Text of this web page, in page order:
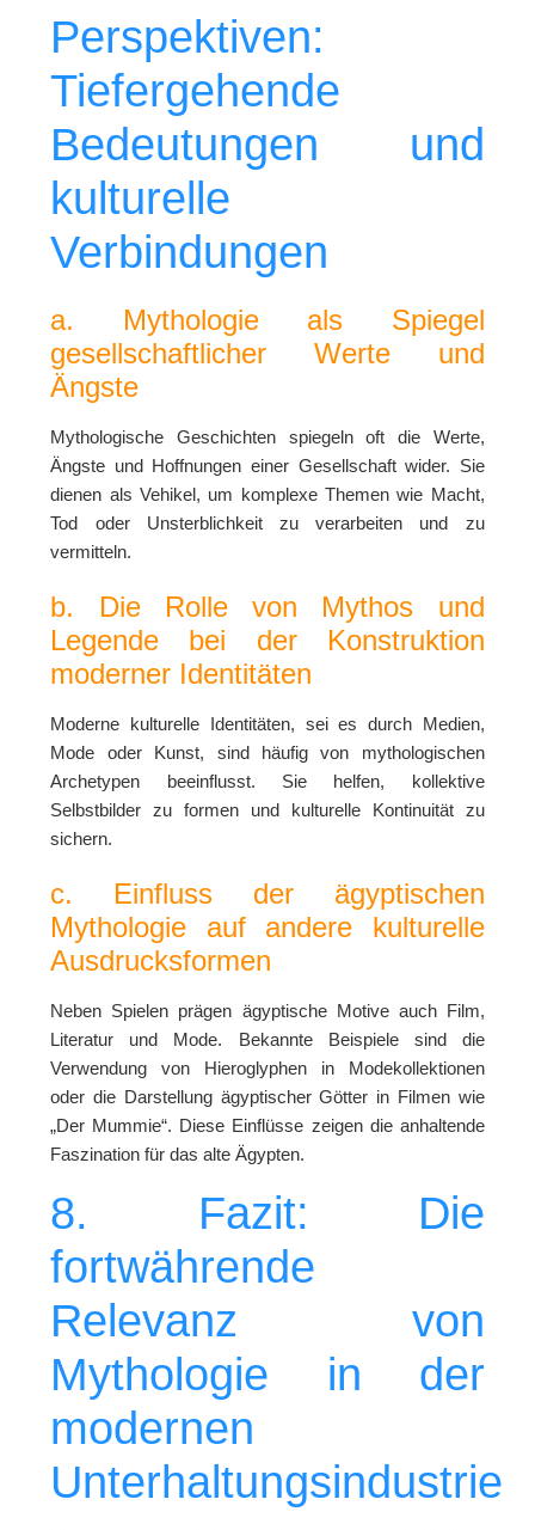
Perspektiven:
Tiefergehende
Bedeutungen und
kulturelle
Verbindungen
a. Mythologie als Spiegel
gesellschaftlicher Werte und
Ängste
Mythologische Geschichten spiegeln oft die Werte,
Ängste und Hoffnungen einer Gesellschaft wider. Sie
dienen als Vehikel, um komplexe Themen wie Macht,
Tod oder Unsterblichkeit zu verarbeiten und zu
vermitteln.
b. Die Rolle von Mythos und
Legende bei der Konstruktion
moderner Identitäten
Moderne kulturelle Identitäten, sei es durch Medien,
Mode oder Kunst, sind häufig von mythologischen
Archetypen beeinflusst. Sie helfen, kollektive
Selbstbilder zu formen und kulturelle Kontinuität zu
sichern.
c. Einfluss der ägyptischen
Mythologie auf andere kulturelle
Ausdrucksformen
Neben Spielen prägen ägyptische Motive auch Film,
Literatur und Mode. Bekannte Beispiele sind die
Verwendung von Hieroglyphen in Modekollektionen
oder die Darstellung ägyptischer Götter in Filmen wie
„Der Mummie“. Diese Einflüsse zeigen die anhaltende
Faszination für das alte Ägypten.
8. Fazit: Die
fortwährende
Relevanz von
Mythologie in der
modernen
Unterhaltungsindustrie